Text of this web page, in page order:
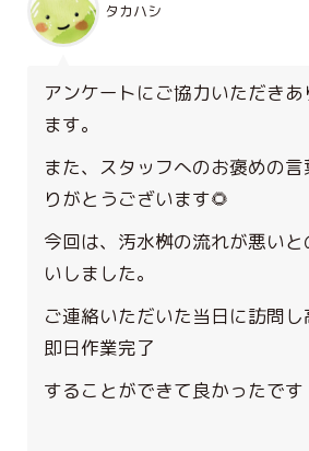
タカハシ
アンケートにご協力いただき
ます。
また、スタッフへのお褒めの
りがとうございます🌻
今回は、汚水桝の流れが悪い
いしました。
ご連絡いただいた当日に訪問
即日作業完了
することができて良かったです